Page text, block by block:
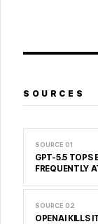
SOURCES
SOURCE 01
GPT-5.5 TOPS
FREQUENTLY
SOURCE 02
OPENAI KILLS